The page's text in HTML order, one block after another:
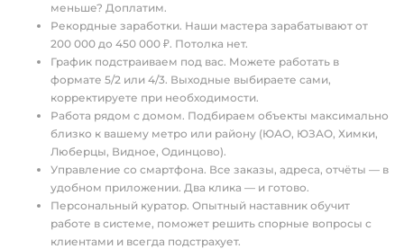
меньше? Доплатим.
Рекордные заработки. Наши мастера зарабатывают от
200 000 до 450 000 ₽. Потолка нет.
График подстраиваем под вас. Можете работать в
формате 5/2 или 4/3. Выходные выбираете сами,
корректируете при необходимости.
Работа рядом с домом. Подбираем объекты максимально
близко к вашему метро или району (ЮАО, ЮЗАО, Химки,
Люберцы, Видное, Одинцово).
Управление со смартфона. Все заказы, адреса, отчёты — в
удобном приложении. Два клика — и готово.
Персональный куратор. Опытный наставник обучит
работе в системе, поможет решить спорные вопросы с
клиентами и всегда подстрахует.